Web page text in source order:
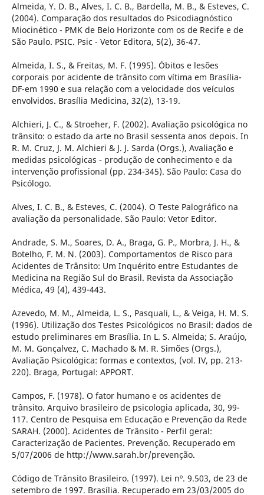
Almeida, Y. D. B., Alves, I. C. B., Bardella, M. B., & Esteves, C.
(2004). Comparação dos resultados do Psicodiagnóstico
Miocinético - PMK de Belo Horizonte com os de Recife e de
São Paulo. PSIC. Psic - Vetor Editora, 5(2), 36-47.
Almeida, I. S., & Freitas, M. F. (1995). Óbitos e lesões
corporais por acidente de trânsito com vítima em Brasília-
DF-em 1990 e sua relação com a velocidade dos veículos
envolvidos. Brasília Medicina, 32(2), 13-19.
Alchieri, J. C., & Stroeher, F. (2002). Avaliação psicológica no
trânsito: o estado da arte no Brasil sessenta anos depois. In
R. M. Cruz, J. M. Alchieri & J. J. Sarda (Orgs.), Avaliação e
medidas psicológicas - produção de conhecimento e da
intervenção profissional (pp. 234-345). São Paulo: Casa do
Psicólogo.
Alves, I. C. B., & Esteves, C. (2004). O Teste Palográfico na
avaliação da personalidade. São Paulo: Vetor Editor.
Andrade, S. M., Soares, D. A., Braga, G. P., Morbra, J. H., &
Botelho, F. M. N. (2003). Comportamentos de Risco para
Acidentes de Trânsito: Um Inquérito entre Estudantes de
Medicina na Região Sul do Brasil. Revista da Associação
Médica, 49 (4), 439-443.
Azevedo, M. M., Almeida, L. S., Pasquali, L., & Veiga, H. M. S.
(1996). Utilização dos Testes Psicológicos no Brasil: dados de
estudo preliminares em Brasília. In L. S. Almeida; S. Araújo,
M. M. Gonçalvez, C. Machado & M. R. Simões (Orgs.),
Avaliação Psicológica: formas e contextos, (vol. IV, pp. 213-
220). Braga, Portugal: APPORT.
Campos, F. (1978). O fator humano e os acidentes de
trânsito. Arquivo brasileiro de psicologia aplicada, 30, 99-
117. Centro de Pesquisa em Educação e Prevenção da Rede
SARAH. (2000). Acidentes de Trânsito - Perfil geral:
Caracterização de Pacientes. Prevenção. Recuperado em
5/07/2006 de http://www.sarah.br/prevenção.
Código de Trânsito Brasileiro. (1997). Lei nº. 9.503, de 23 de
setembro de 1997. Brasília. Recuperado em 23/03/2005 do